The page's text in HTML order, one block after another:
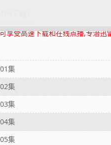
享受高速下载和在线点播,专治迅
集
集
集
集
集